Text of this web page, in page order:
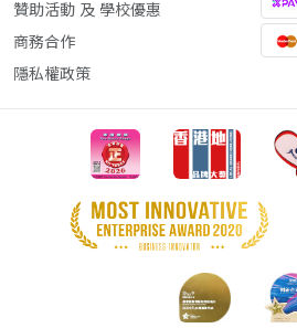
贊助活動 及 學校優惠
商務合作
隱私權政策